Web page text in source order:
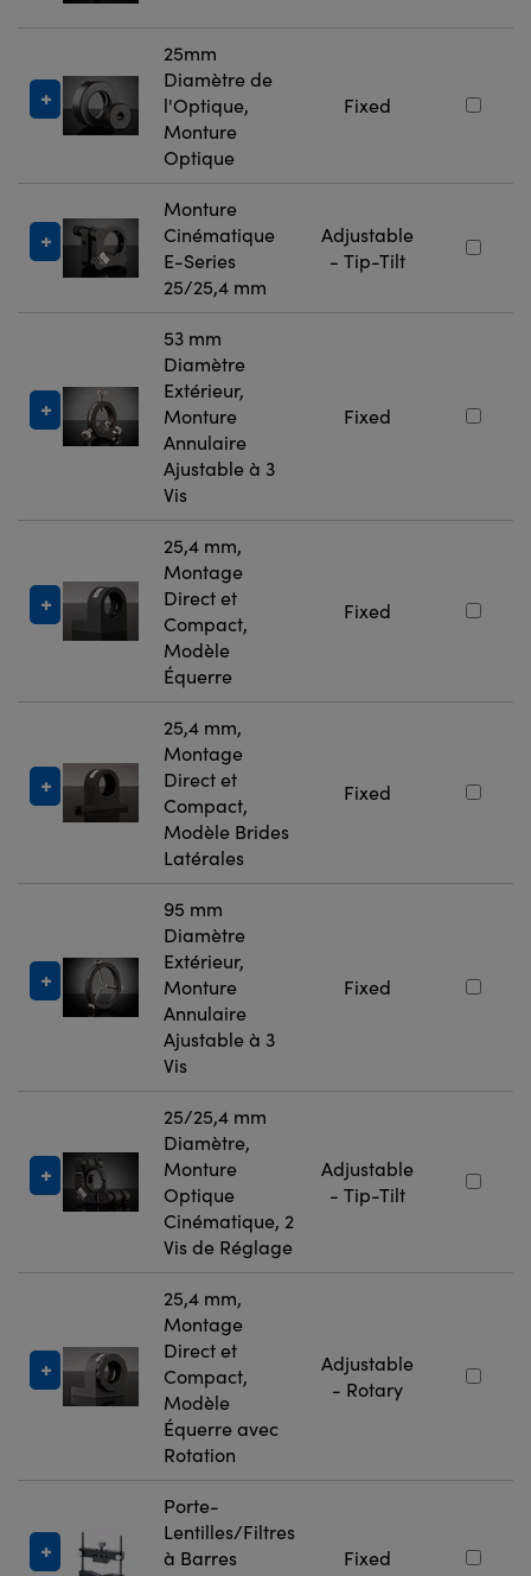
25mm
Diamètre de
l'Optique,
Monture
Optique
Fixed
Monture
Cinématique
E-Series
25/25,4 mm
Adjustable
- Tip-Tilt
53 mm
Diamètre
Extérieur,
Monture
Annulaire
Ajustable à 3
Vis
Fixed
25,4 mm,
Montage
Direct et
Compact,
Modèle
Équerre
Fixed
25,4 mm,
Montage
Direct et
Compact,
Modèle Brides
Latérales
Fixed
95 mm
Diamètre
Extérieur,
Monture
Annulaire
Ajustable à 3
Vis
Fixed
25/25,4 mm
Diamètre,
Monture
Optique
Cinématique, 2
Vis de Réglage
Adjustable
- Tip-Tilt
25,4 mm,
Montage
Direct et
Compact,
Modèle
Équerre avec
Rotation
Adjustable
- Rotary
Porte-
Lentilles/Filtres
à Barres
Fixed